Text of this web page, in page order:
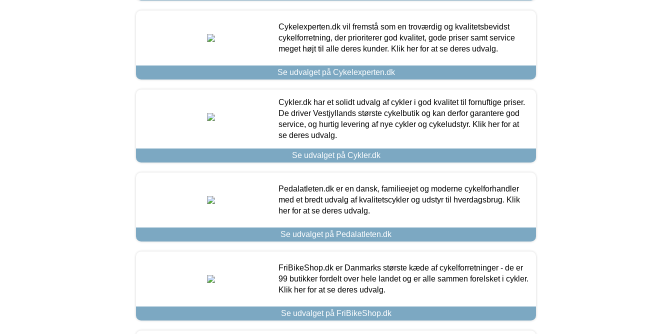
Cykelexperten.dk vil fremstå som en troværdig og kvalitetsbevidst
cykelforretning, der prioriterer god kvalitet, gode priser samt service
meget højt til alle deres kunder. Klik her for at se deres udvalg.
Se udvalget på Cykelexperten.dk
Cykler.dk har et solidt udvalg af cykler i god kvalitet til fornuftige priser.
De driver Vestjyllands største cykelbutik og kan derfor garantere god
service, og hurtig levering af nye cykler og cykeludstyr. Klik her for at
se deres udvalg.
Se udvalget på Cykler.dk
Pedalatleten.dk er en dansk, familieejet og moderne cykelforhandler
med et bredt udvalg af kvalitetscykler og udstyr til hverdagsbrug. Klik
her for at se deres udvalg.
Se udvalget på Pedalatleten.dk
FriBikeShop.dk er Danmarks største kæde af cykelforretninger - de er
99 butikker fordelt over hele landet og er alle sammen forelsket i cykler.
Klik her for at se deres udvalg.
Se udvalget på FriBikeShop.dk